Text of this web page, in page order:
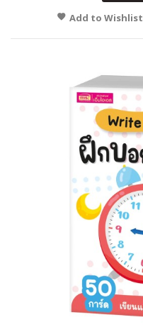
Add to Wishlist